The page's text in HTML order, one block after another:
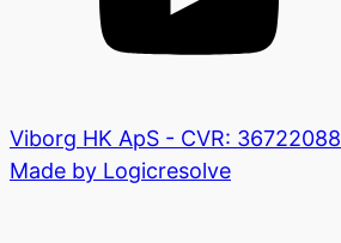
Viborg HK ApS - CVR: 36722088
Made by Logicresolve